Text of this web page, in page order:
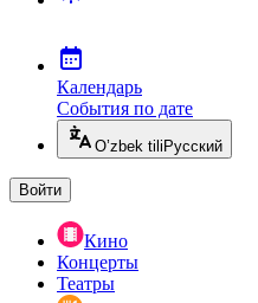
Календарь
События по дате
O’zbek tili Русский
Войти
Кино
Концерты
Театры